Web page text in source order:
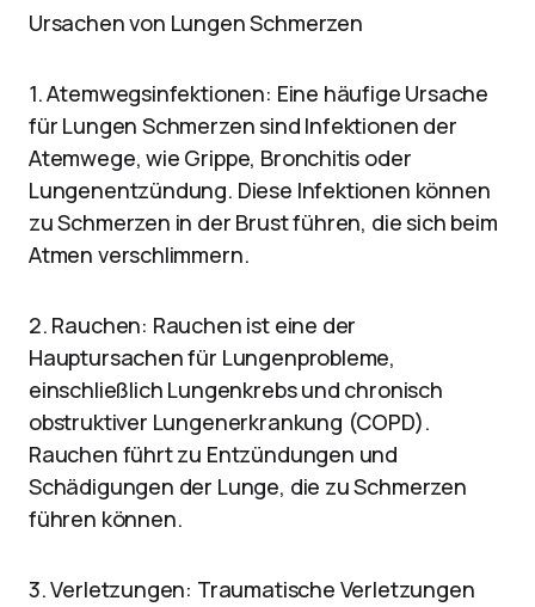
Ursachen von Lungen Schmerzen
1. Atemwegsinfektionen: Eine häufige Ursache
für Lungen Schmerzen sind Infektionen der
Atemwege, wie Grippe, Bronchitis oder
Lungenentzündung. Diese Infektionen können
zu Schmerzen in der Brust führen, die sich beim
Atmen verschlimmern.
2. Rauchen: Rauchen ist eine der
Hauptursachen für Lungenprobleme,
einschließlich Lungenkrebs und chronisch
obstruktiver Lungenerkrankung (COPD).
Rauchen führt zu Entzündungen und
Schädigungen der Lunge, die zu Schmerzen
führen können.
3. Verletzungen: Traumatische Verletzungen